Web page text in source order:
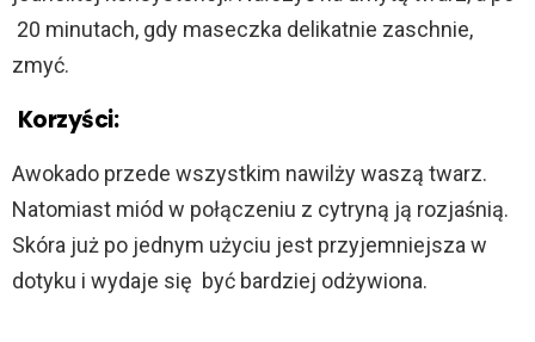
20 minutach, gdy maseczka delikatnie zaschnie,
zmyć.
Korzyści:
Awokado przede wszystkim nawilży waszą twarz.
Natomiast miód w połączeniu z cytryną ją rozjaśnią.
Skóra już po jednym użyciu jest przyjemniejsza w
dotyku i wydaje się być bardziej odżywiona.